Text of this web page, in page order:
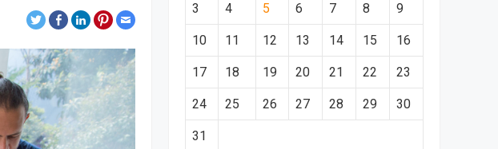
3 4 5 6 7 8 9
10 11 12 13 14 15 16
17 18 19 20 21 22 23
24 25 26 27 28 29 30
31